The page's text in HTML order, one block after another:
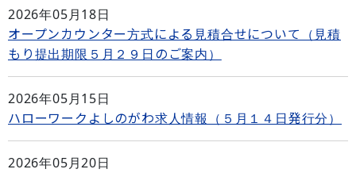
2026年05月18日
オープンカウンター方式による見積合せについて（見積
もり提出期限５月２９日のご案内）
2026年05月15日
ハローワークよしのがわ求人情報（５月１４日発行分）
2026年05月20日